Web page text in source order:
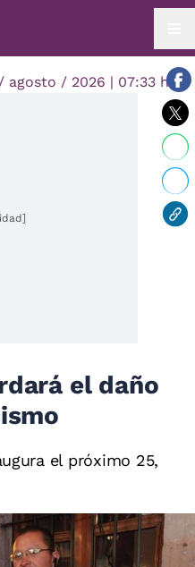
agosto / 2026 | 07:33 hrs.
el daño
el próximo 25,